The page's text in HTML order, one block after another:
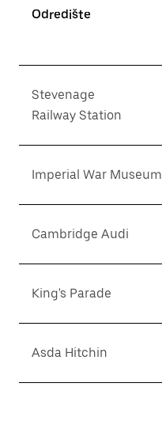
Odredište
Stevenage
Railway Station
Imperial War Museum
Cambridge Audi
King's Parade
Asda Hitchin